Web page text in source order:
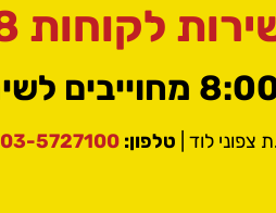
לקוחות 6668*
טלפון: 03-5727100